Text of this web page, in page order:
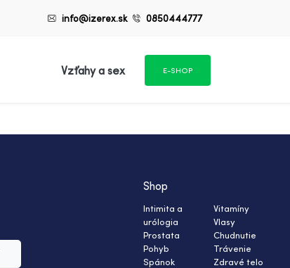
info@izerex.sk 0850444777
Vzťahy a sex E-SHOP
Shop
Intimita a
urólogia
Prostata
Pohyb
Spánok
Vitamíny
Vlasy
Chudnutie
Trávenie
Zdravé telo